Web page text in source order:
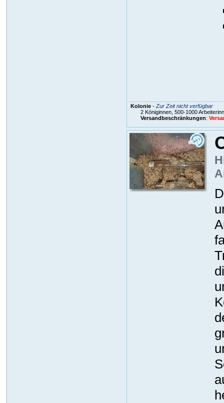
Kolonie- Zur Zeit nicht verfügbar
2 Königinnen, 500-1000
Versandbeschränkungen: